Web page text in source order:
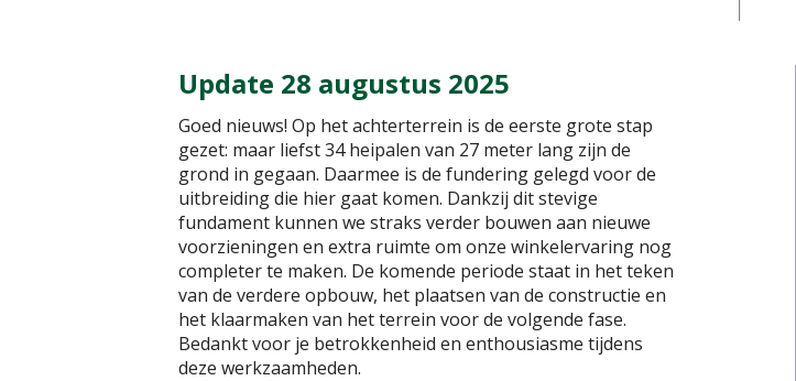
Update 28 augustus 2025
Goed nieuws! Op het achterterrein is de eerste grote stap
gezet: maar liefst 34 heipalen van 27 meter lang zijn de
grond in gegaan. Daarmee is de fundering gelegd voor de
uitbreiding die hier gaat komen. Dankzij dit stevige
fundament kunnen we straks verder bouwen aan nieuwe
voorzieningen en extra ruimte om onze winkelervaring nog
completer te maken. De komende periode staat in het teken
van de verdere opbouw, het plaatsen van de constructie en
het klaarmaken van het terrein voor de volgende fase.
Bedankt voor je betrokkenheid en enthousiasme tijdens
deze werkzaamheden.